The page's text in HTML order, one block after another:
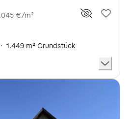
€/m²
· 1.449 m² Grundstück